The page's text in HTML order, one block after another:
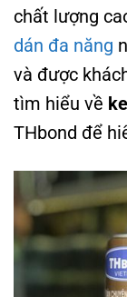
chất lượng
dán đa năng
và được
tìm hiểu về
THbond để